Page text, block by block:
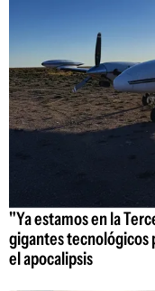
"Ya estamos en la
gigantes tecnológicos
el apocalipsis